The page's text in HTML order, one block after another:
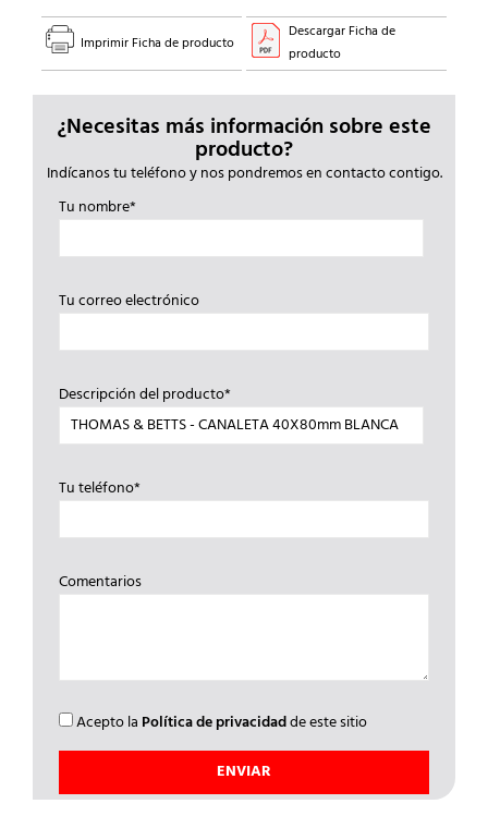
Imprimir Ficha de producto
Descargar Ficha de
producto
¿Necesitas más información sobre este
producto?
Indícanos tu teléfono y nos pondremos en contacto contigo.
Tu nombre*
Tu correo electrónico
Descripción del producto*
Tu teléfono*
Comentarios
Acepto la Política de privacidadde este sitio